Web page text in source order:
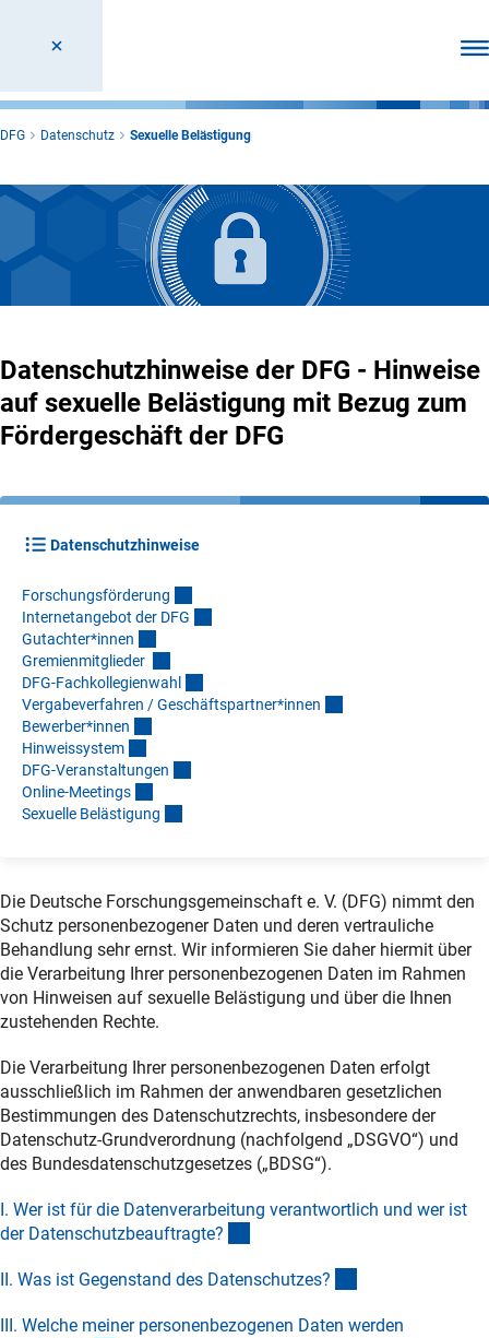
DFG Datenschutz Sexuelle Belästigung
Datenschutzhinweise der DFG - Hinweise
auf sexuelle Belästigung mit Bezug zum
Fördergeschäft der DFG
Datenschutzhinweise
Forschungsförderung
Internetangebot der DFG
Gutachter*innen
Gremienmitglieder
DFG-Fachkollegienwah
Vergabeverfahren / Geschäftspartner*innen
Bewerber*innen
Hinweissystem
DFG-Veranstaltungen
Online-Meetings
Sexuelle Belästigung
Die Deutsche Forschungsgemeinschaft e. V. (DFG) nimmt den
Schutz personenbezogener Daten und deren vertrauliche
Behandlung sehr ernst. Wir informieren Sie daher hiermit über
die Verarbeitung Ihrer personenbezogenen Daten im Rahmen
von Hinweisen auf sexuelle Belästigung und über die Ihnen
zustehenden Rechte.
Die Verarbeitung Ihrer personenbezogenen Daten erfolgt
ausschließlich im Rahmen der anwendbaren gesetzlichen
Bestimmungen des Datenschutzrechts, insbesondere der
Datenschutz-Grundverordnung (nachfolgend „DSGVO“) und
des Bundesdatenschutzgesetzes („BDSG“).
I. Wer ist für die Datenverarbeitung verantwortlich und wer ist
der Datenschutzbeauftragte?
II. Was ist Gegenstand des Datenschutzes?
III. Welche meiner personenbezogenen Daten werden